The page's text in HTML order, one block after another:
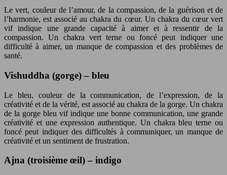
Le vert, couleur de l’amour, de la compassion, de la guérison et de
l’harmonie, est associé au chakra du cœur. Un chakra du cœur vert
vif indique une grande capacité à aimer et à ressentir de la
compassion. Un chakra vert terne ou foncé peut indiquer une
difficulté à aimer, un manque de compassion et des problèmes de
santé.
Vishuddha (gorge) – bleu
Le bleu, couleur de la communication, de l’expression, de la
créativité et de la vérité, est associé au chakra de la gorge. Un chakra
de la gorge bleu vif indique une bonne communication, une grande
créativité et une expression authentique. Un chakra bleu terne ou
foncé peut indiquer des difficultés à communiquer, un manque de
créativité et un sentiment de frustration.
Ajna (troisième œil) – indigo